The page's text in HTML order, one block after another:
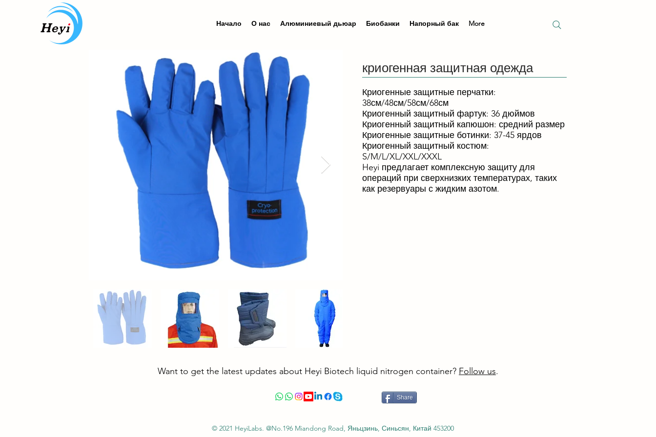
Начало О нас Алюминиевый дьюар Биобанки Напорный бак More
криогенная защитная одежда
Криогенные защитные перчатки:
38см/48см/58см/68см
Криогенный защитный фартук: 36 дюймов
Криогенный защитный капюшон: средний размер
Криогенные защитные ботинки: 37-45 ярдов
Криогенный защитный костюм:
S/M/L/XL/XXL/XXXL
Heyi предлагает комплексную защиту для
операций при сверхнизких температурах, таких
как резервуары с жидким азотом.
Want to get the latest updates about Heyi Biotech liquid nitrogen container? Follow us.
Share
© 2021 HeyiLabs. @No.196 Miandong Road, Яньцзинь, Синьсян, Китай 453200